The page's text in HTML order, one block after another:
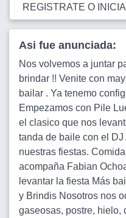
REGISTRATE O
Asi fue anunciada:
Nos volvemos a juntar
brindar !! Venite con
bailar . Ya tenemo
Empezamos con Pile
el clasico que nos
tanda de baile con el
nuestras fiestas.
acompaña Fabian
levantar la fiesta Más
y Brindis Nosotros nos
gaseosas, postre, hielo,